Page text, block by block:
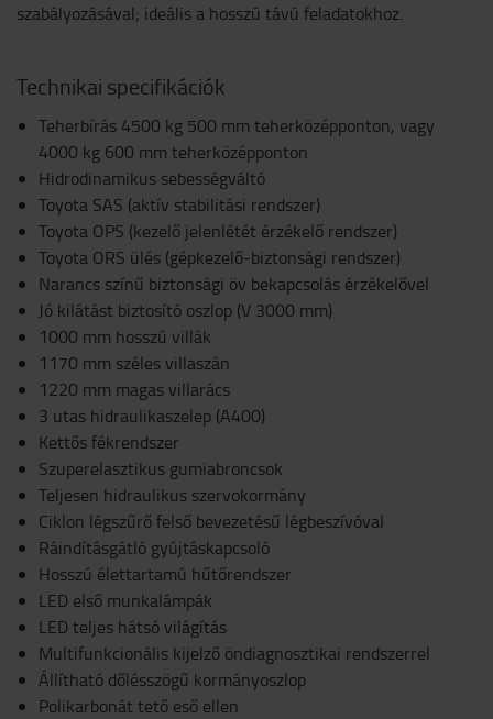
szabályozásával; ideális a hosszú távú feladatokhoz.
Technikai specifikációk
Teherbírás 4500 kg 500 mm teherközépponton, vagy
4000 kg 600 mm teherközépponton
Hidrodinamikus sebességváltó
Toyota SAS (aktív stabilitási rendszer)
Toyota OPS (kezelő jelenlétét érzékelő rendszer)
Toyota ORS ülés (gépkezelő-biztonsági rendszer)
Narancs színű biztonsági öv bekapcsolás érzékelővel
Jó kilátást biztosító oszlop (V 3000 mm)
1000 mm hosszú villák
1170 mm széles villaszán
1220 mm magas villarács
3 utas hidraulikaszelep (A400)
Kettős fékrendszer
Szuperelasztikus gumiabroncsok
Teljesen hidraulikus szervokormány
Ciklon légszűrő felső bevezetésű légbeszívóval
Ráindításgátló gyújtáskapcsoló
Hosszú élettartamú hűtőrendszer
LED első munkalámpák
LED teljes hátsó világítás
Multifunkcionális kijelző öndiagnosztikai rendszerrel
Állítható dőlésszögű kormányoszlop
Polikarbonát tető eső ellen